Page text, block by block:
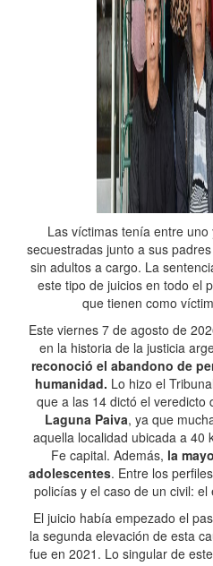
Las víctimas tenía entre
secuestradas junto a sus
sin adultos a cargo. La
este tipo de juicios en todo el
que tienen como
Este viernes 7 de agosto de
en la historia de la justicia
reconoció el abandono de
humanidad. Lo hizo el
que a las 14 dictó el veredicto
Laguna Paiva, ya que
aquella localidad ubicada a 40
Fe capital. Además, la
adolescentes. Entre los
policías y el caso de un civil:
El juicio había empezado el
la segunda elevación de esta
fue en 2021. Lo singular de